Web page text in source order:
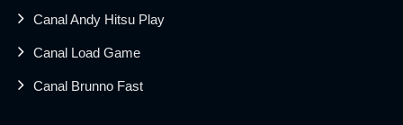
Canal Andy Hitsu Play
Canal Load Game
Canal Brunno Fast